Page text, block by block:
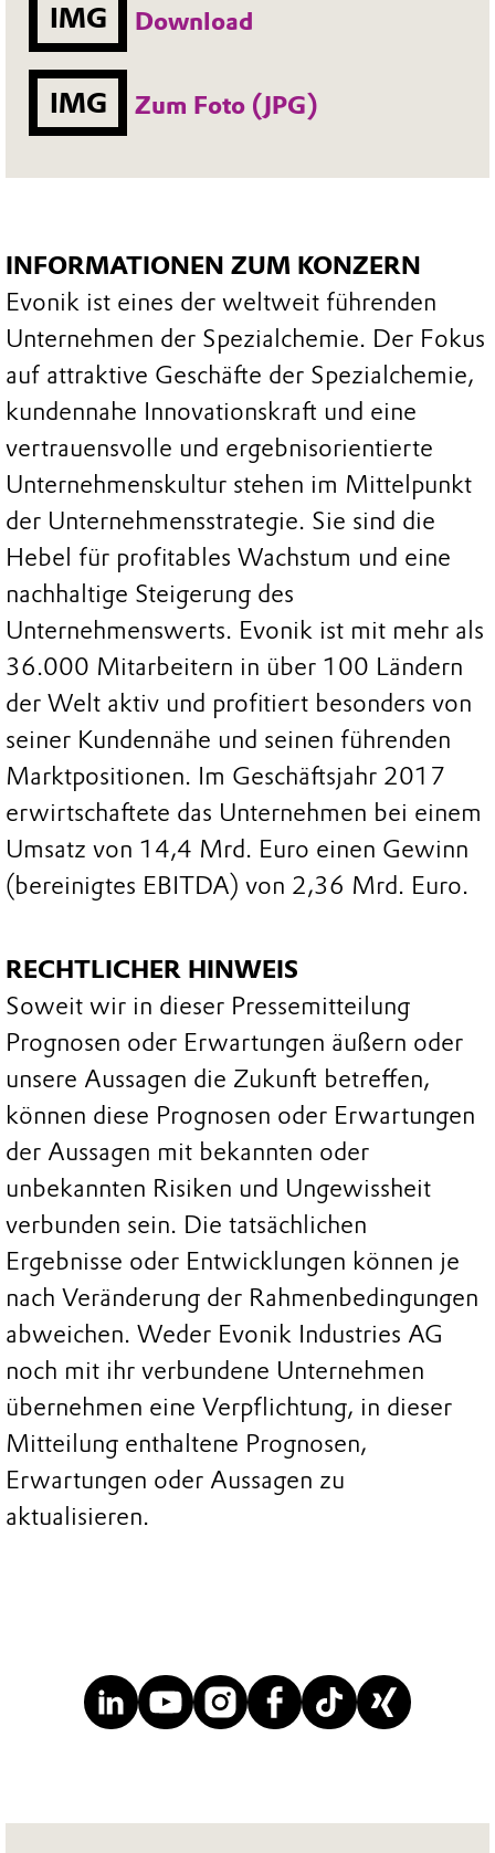
IMG Download
IMG Zum Foto (JPG)
INFORMATIONEN ZUM KONZERN
Evonik ist eines der weltweit führenden
Unternehmen der Spezialchemie. Der Fokus
auf attraktive Geschäfte der Spezialchemie,
kundennahe Innovationskraft und eine
vertrauensvolle und ergebnisorientierte
Unternehmenskultur stehen im Mittelpunkt
der Unternehmensstrategie. Sie sind die
Hebel für profitables Wachstum und eine
nachhaltige Steigerung des
Unternehmenswerts. Evonik ist mit mehr als
36.000 Mitarbeitern in über 100 Ländern
der Welt aktiv und profitiert besonders von
seiner Kundennähe und seinen führenden
Marktpositionen. Im Geschäftsjahr 2017
erwirtschaftete das Unternehmen bei einem
Umsatz von 14,4 Mrd. Euro einen Gewinn
(bereinigtes EBITDA) von 2,36 Mrd. Euro.
RECHTLICHER HINWEIS
Soweit wir in dieser Pressemitteilung
Prognosen oder Erwartungen äußern oder
unsere Aussagen die Zukunft betreffen,
können diese Prognosen oder Erwartungen
der Aussagen mit bekannten oder
unbekannten Risiken und Ungewissheit
verbunden sein. Die tatsächlichen
Ergebnisse oder Entwicklungen können je
nach Veränderung der Rahmenbedingungen
abweichen. Weder Evonik Industries AG
noch mit ihr verbundene Unternehmen
übernehmen eine Verpflichtung, in dieser
Mitteilung enthaltene Prognosen,
Erwartungen oder Aussagen zu
aktualisieren.